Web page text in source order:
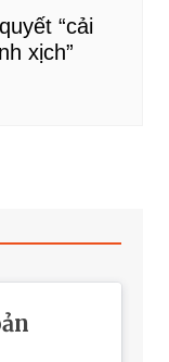
“cải
xịch”